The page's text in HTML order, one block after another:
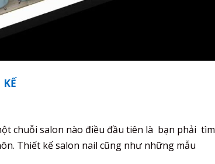
chuỗi salon nào điều đầu tiên là bạn phải tìm
Thiết kế salon nail cũng như những mẫu